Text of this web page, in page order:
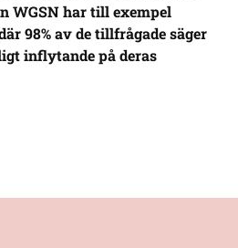
WGSN har till exempel
98% av de tillfrågade säger
inflytande på deras